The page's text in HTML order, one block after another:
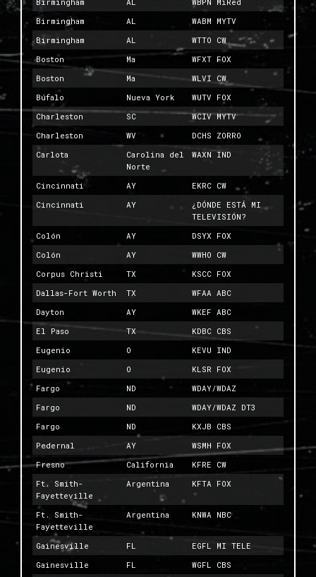
Birmingham
AL
WABM MYTV
Birmingham
AL
WTTO CW
Boston
Ma
WFXT FOX
Boston
Ma
WLVI CW
Búfalo
Nueva York
WUTV FOX
Charleston
SC
WCIV MYTV
Charleston
WV
DCHS ZORRO
Carlota
Carolina del
Norte
WAXN IND
Cincinnati AY
EKRC CW
Cincinnati
AY
¿DÓNDE ESTÁ MI
TELEVISIÓN?
Colón
AY
DSYX FOX
Colón
AY
WWHO CW
Corpus Christi
TX
KSCC FOX
Dallas-Fort Worth
TX
WFAA ABC
Dayton
AY
WKEF ABC
El Paso
TX
KDBC CBS
Eugenio
O
KEVU IND
Eugenio
O
KLSR FOX
Fargo
ND
WDAY/WDAZ
Fargo
ND
WDAY/WDAZ DT3
Fargo
ND
KXJB CBS
Pedernal
AY
WSMH FOX
Fresno
California
KFRE CW
Ft. Smith-
Fayetteville
Argentina KFTA FOX
Ft. Smith-
Fayetteville
Argentina KNWA NBC
Gainesville FL
EGFL MI TELE
Gainesville
FL
WGFL CBS